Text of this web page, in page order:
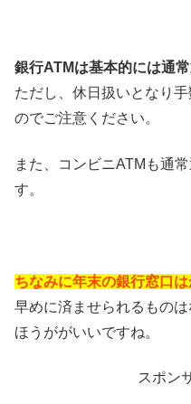
銀行ATMは基本的には通常
ただし、休日扱いとなり
のでご注意ください。
また、コンビニATMも通
す。
ちなみに年末の銀行窓口は
早めに済ませられるもの
ほうががいいですね。
スポン